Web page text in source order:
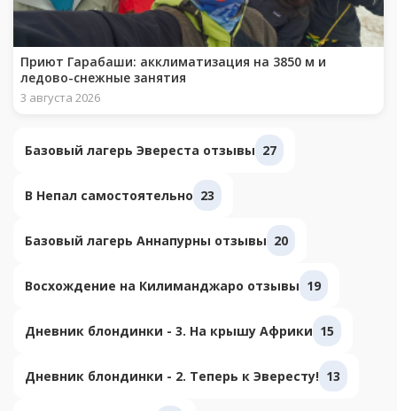
Приют Гарабаши: акклиматизация на 3850 м и
ледово-снежные занятия
3 августа 2026
Базовый лагерь Эвереста отзывы 27
В Непал самостоятельно 23
Базовый лагерь Аннапурны отзывы 20
Восхождение на Килиманджаро отзывы 19
Дневник блондинки - 3. На крышу Африки 15
Дневник блондинки - 2. Теперь к Эвересту! 13